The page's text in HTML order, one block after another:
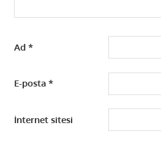
Ad *
E-posta *
İnternet sitesi